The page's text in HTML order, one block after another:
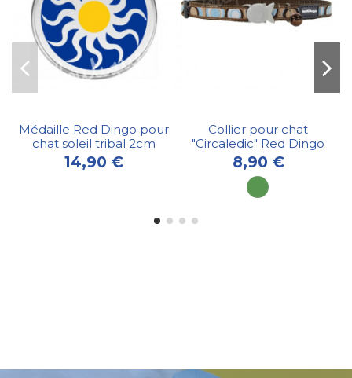
Médaille Red Dingo pour
chat soleil tribal 2cm
14,90 €
Collier pour chat
"Circaledic" Red Dingo
8,90 €